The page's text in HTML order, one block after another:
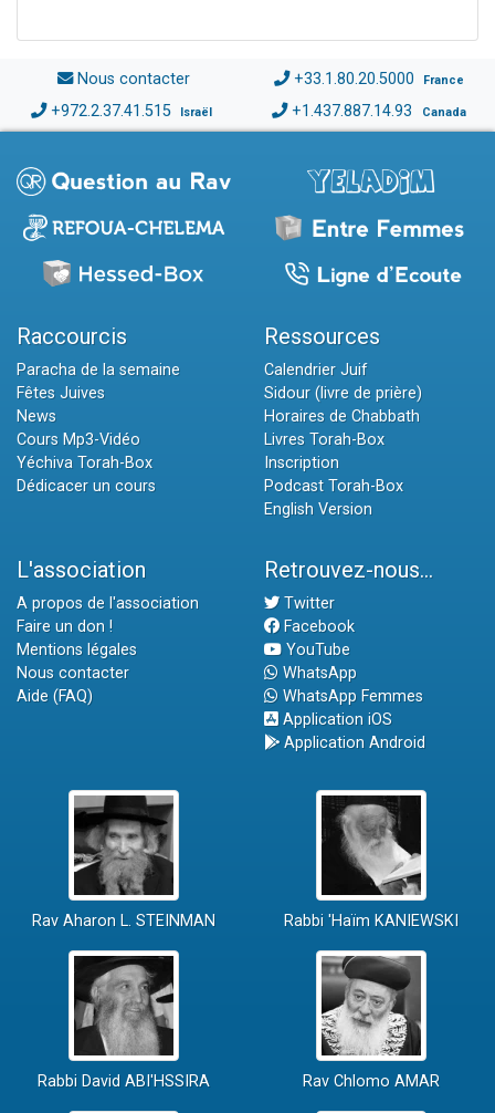
Nous contacter +33.1.80.20.5000 France
+972.2.37.41.515 Israël +1.437.887.14.93 Canada
Raccourcis
Paracha de la semaine
Fêtes Juives
News
Cours Mp3-Vidéo
Yéchiva Torah-Box
Dédicacer un cours
Ressources
Calendrier Juif
Sidour (livre de prière)
Horaires de Chabbath
Livres Torah-Box
Inscription
Podcast Torah-Box
English Version
L'association
A propos de l'association
Faire un don !
Mentions légales
Nous contacter
Aide (FAQ)
Retrouvez-nous...
Twitter
Facebook
YouTube
WhatsApp
WhatsApp Femmes
Application iOS
Application Android
Rav Aharon L. STEINMAN Rabbi 'Haïm KANIEWSKI
Rabbi David ABI'HSSIRA Rav Chlomo AMAR